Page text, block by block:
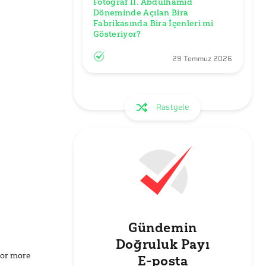
more
Döneminde Açılan Bira
Fabrikasında Bira İçenleri mi
Gösteriyor?
29 Temmuz 2026
Rastgele
Gündemin
Doğruluk Payı
E-posta